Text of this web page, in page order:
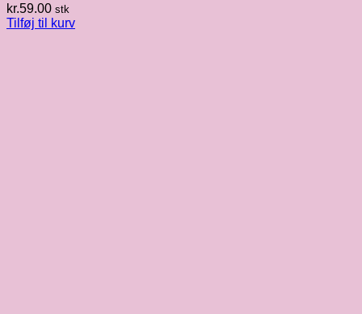
kr.59.00 stk
Tilføj til kurv